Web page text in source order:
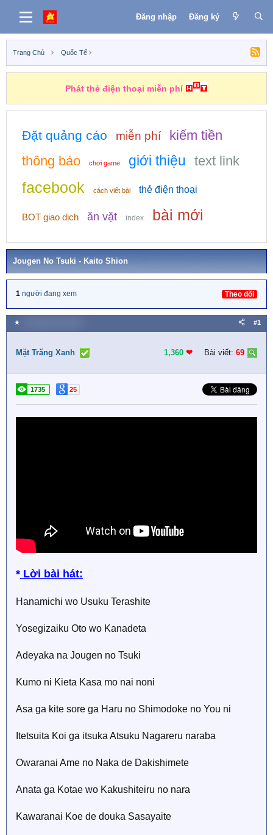
Đăng nhập Đăng ký
Trang Chủ Quốc Tế
Phát thẻ điện thoại miễn phí
Đặt quảng cáo miễn phí
kiếm tiền
thông báo
chơi game giới thiệu text link
facebook cách viết bài thẻ điện thoại
BOT giao dịch ăn vặt index bài mới
Jougen No Tsuki - Kaito Shion
1 người đang xem Theo dõi
★ #1
Mặt Trăng Xanh 1,360 ❤︎ Bài viết: 69
1735 25
* Lời bài hát:
Hanamichi wo Usuku Terashite
Yosegizaiku Oto wo Kanadeta
Adeyaka na Jougen no Tsuki
Kumo ni Kieta Kasa mo nai noni
Asa ga kite sore ga Haru no Shimodoke no You ni
Itetsuita Koi ga itsuka Atsuku Nagareru naraba
Owaranai Ame no Naka de Dakishimete
Anata ga Kotae wo Kakushiteiru no nara
Kawaranai Koe de douka Sasayaite